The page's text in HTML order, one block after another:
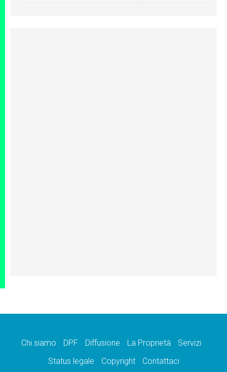
Chi siamo DPF Diffusione La Proprietà
Servizi
Status legale
Copyright Contattaci